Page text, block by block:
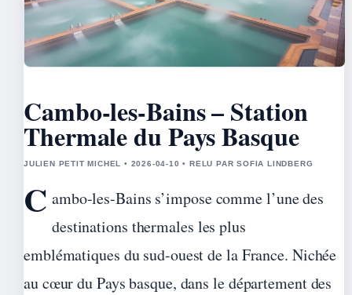
Cambo-les-Bains – Station
Thermale du Pays Basque
JULIEN PETIT MICHEL • 2026-04-10 • RELU PAR SOFIA LINDBERG
C ambo-les-Bains s’impose comme l’une des
destinations thermales les plus
emblématiques du sud-ouest de la France. Nichée
au cœur du Pays basque, dans le département des